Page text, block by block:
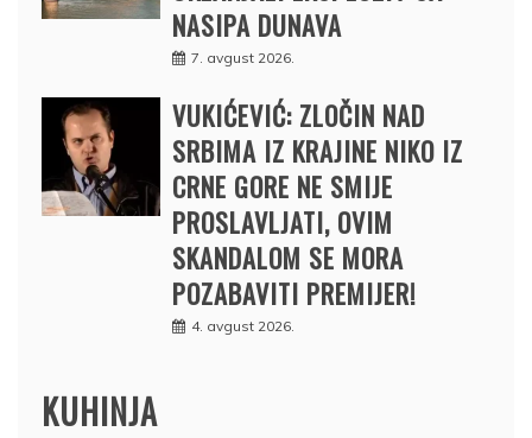
NASIPA DUNAVA
7. avgust 2026.
VUKIĆEVIĆ: ZLOČIN NAD
SRBIMA IZ KRAJINE NIKO IZ
CRNE GORE NE SMIJE
PROSLAVLJATI, OVIM
SKANDALOM SE MORA
POZABAVITI PREMIJER!
4. avgust 2026.
KUHINJA